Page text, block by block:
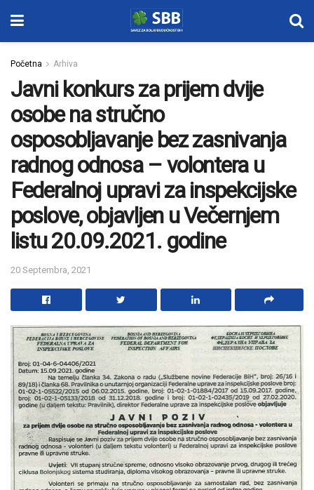
Početna Arhiva
Javni konkurs za prijem dvije
osobe na stručno
osposobljavanje bez zasnivanja
radnog odnosa – volontera u
Federalnoj upravi za inspekcijske
poslove, objavljen u Večernjem
listu 20.09.2021. godine
20 Septembra, 2021